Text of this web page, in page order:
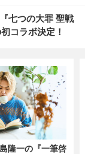
七つの大罪 聖戦
コラボ決定！
島隆一の『一筆啓